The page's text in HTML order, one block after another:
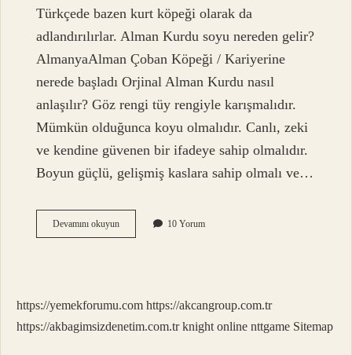
Türkçede bazen kurt köpeği olarak da
adlandırılırlar. Alman Kurdu soyu nereden gelir?
AlmanyaAlman Çoban Köpeği / Kariyerine
nerede başladı Orjinal Alman Kurdu nasıl
anlaşılır? Göz rengi tüy rengiyle karışmalıdır.
Mümkün olduğunca koyu olmalıdır. Canlı, zeki
ve kendine güvenen bir ifadeye sahip olmalıdır.
Boyun güçlü, gelişmiş kaslara sahip olmalı ve…
Devamını okuyunAlman
Kurduna
10 Yorum
https://yemekforumu.com https://akcangroup.com.tr
https://akbagimsizdenetim.com.tr knight online nttgame Sitemap